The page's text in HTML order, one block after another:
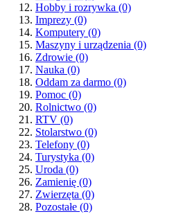
Hobby i rozrywka (0)
Imprezy (0)
Komputery (0)
Maszyny i urządzenia (0)
Zdrowie (0)
Nauka (0)
Oddam za darmo (0)
Pomoc (0)
Rolnictwo (0)
RTV (0)
Stolarstwo (0)
Telefony (0)
Turystyka (0)
Uroda (0)
Zamienię (0)
Zwierzęta (0)
Pozostałe (0)